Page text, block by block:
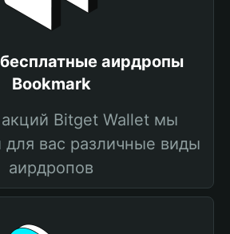
аирдропы
Bookmark
Bitget Wallet мы
для вас различные виды
аирдропов